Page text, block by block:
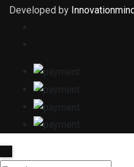
Developed by